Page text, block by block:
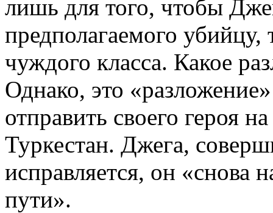
лишь для того, чтобы
предполагаемого убийцу,
чуждого класса. Какое
Однако, это
отправить своего героя
Туркестан. Джега,
исправляется, он «снова
пути».